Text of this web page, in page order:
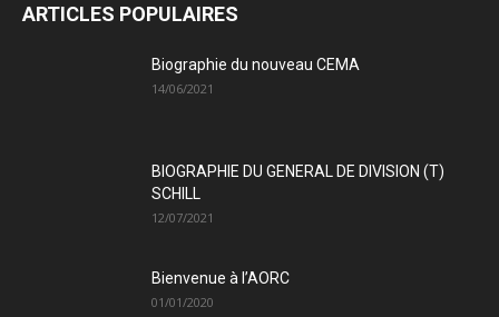
ARTICLES POPULAIRES
Biographie du nouveau CEMA
14/06/2021
BIOGRAPHIE DU GENERAL DE DIVISION (T)
SCHILL
12/07/2021
Bienvenue à l’AORC
01/01/2020